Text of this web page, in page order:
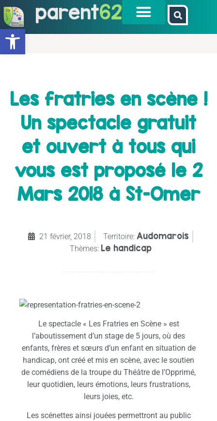
Ouvrir la barre d’outils
parent62
Les fratries en scène !
Un spectacle gratuit
et ouvert à tous qui
vous est proposé le 2
Mars 2018 à St-Omer
21 février, 2018 Territoire: Audomarois
Thèmes: Le handicap
Le spectacle « Les Fratries en Scène » est
l’aboutissement d’un stage de 5 jours, où des
enfants, frères et sœurs d’un enfant en situation de
handicap, ont créé et mis en scène, avec le soutien
de comédiens de la troupe du Théâtre de l’Opprimé,
leur quotidien, leurs émotions, leurs frustrations,
leurs joies, etc.
Les scénettes ainsi jouées permettront au public